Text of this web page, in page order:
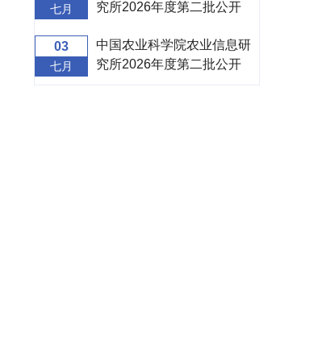
七月
究所2026年度第二批公开
03
七月
中国农业科学院农业信息研
究所2026年度第二批公开